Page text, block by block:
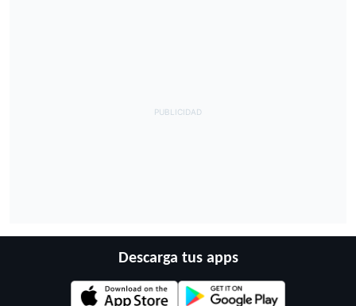
Descarga tus apps